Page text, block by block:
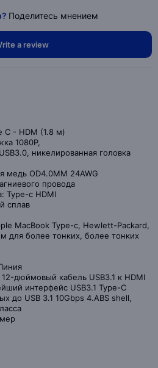
Поделитесь мнением
a review
С - HDM (1.8 м)
1080P,
никелированная головка
медь OD4.0MM 24AWG
провода
Type-c HDMI
сплав
MacBook Type-c, Hewlett-Packard,
для более тонких, более тонких
дюймовый кабель USB3.1 к HDMI
интерфейс USB3.1 Type-C
до USB 3.1 10Gbps 4.ABS shell,